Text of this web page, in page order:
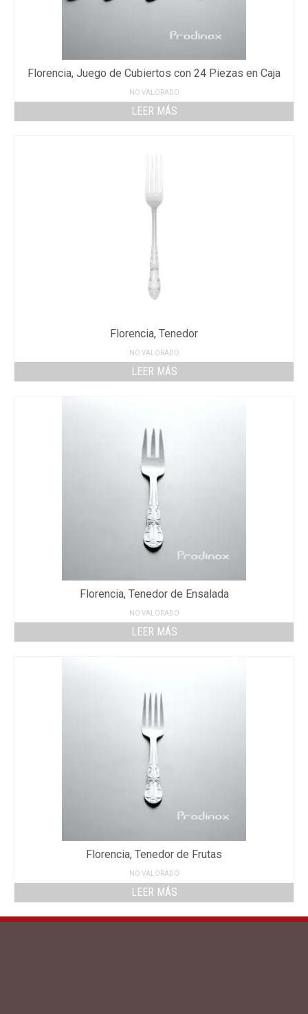
Florencia, Juego de Cubiertos con 24 Piezas en Caja
NO VALORADO
LEER MÁS
Florencia, Tenedor
NO VALORADO
LEER MÁS
Florencia, Tenedor de Ensalada
NO VALORADO
LEER MÁS
Florencia, Tenedor de Frutas
NO VALORADO
LEER MÁS